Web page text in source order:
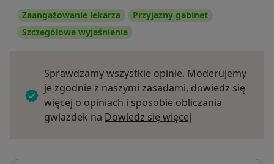
Zaangażowanie lekarza
Przyjazny gabinet
Szczegółowe wyjaśnienia
Sprawdzamy wszystkie opinie. Moderujemy
je zgodnie z naszymi zasadami, dowiedz się
więcej o opiniach i sposobie obliczania
gwiazdek na Dowiedz się więcej